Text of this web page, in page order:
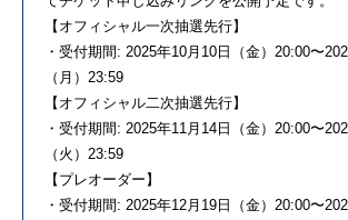
【オフィシャル一次抽選先行】
・受付期間: 2025年10月10日（金）20:00〜
（月）23:59
【オフィシャル二次抽選先行】
・受付期間: 2025年11月14日（金）20:00〜
（火）23:59
【プレオーダー】
・受付期間: 2025年12月19日（金）20:00〜